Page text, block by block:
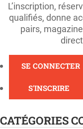
L’inscription,
qualifiés, donne
pairs,
SE CONNECTER
S'INSCRIRE
CATÉGORIES